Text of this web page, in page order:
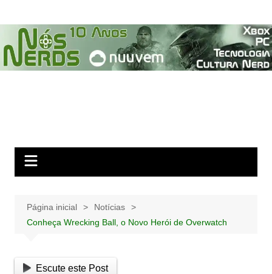
para
conteúdo
Página inicial
Notícias
Conheça Wrecking Ball, o Novo Herói de Overwatch
Escute este Post